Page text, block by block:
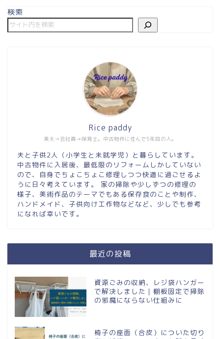
検索
美大→会社員→保育士。中古物件に住んで5年目の人。
Rice paddy
夫と子供2人（小学生と未就学児）と暮らしています。
中古物件に入居後、最低限のリフォームしかしていない
ので、自身でちょこちょこ修理しつつ快適に過ごせるよ
うに日々考えています。 家の掃除や少しずつの修理の
様子、美術作品のテーマでもある保存食のことや制作、
ハンドメイド、子供向け工作物などなど、少しでも参考
になれば幸いです。
最近の投稿
資源ごみの収納、レジ袋ハンガー
で解決しました｜棚板固定で掃除
の邪魔にならない仕組みに
椅子の座面（合皮）についた切り